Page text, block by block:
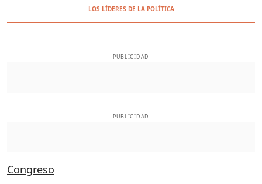
LOS LÍDERES DE LA POLÍTICA
PUBLICIDAD
PUBLICIDAD
Congreso